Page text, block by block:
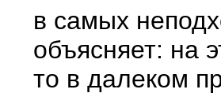
в самых
объясняет: на
то в далеком